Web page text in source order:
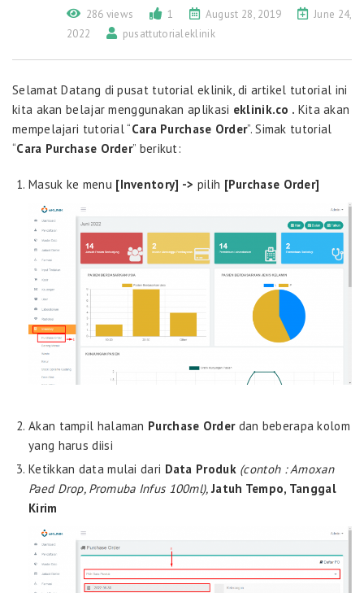
286 views 1 August 28, 2019
June 24,
2022
pusattutorialeklinik
Selamat Datang di pusat tutorial eklinik, di artikel tutorial ini
kita akan belajar menggunakan aplikasi eklinik.co . Kita akan
mempelajari tutorial “Cara Purchase Order”. Simak tutorial
“Cara Purchase Order” berikut:
Masuk ke menu [Inventory] -> pilih [Purchase Order]
Akan tampil halaman Purchase Orderdan beberapa kolom
yang harus diisi
Ketikkan data mulai dari Data Produk (contoh : Amoxan
Paed Drop, Promuba Infus 100ml),Jatuh Tempo, Tanggal
Kirim